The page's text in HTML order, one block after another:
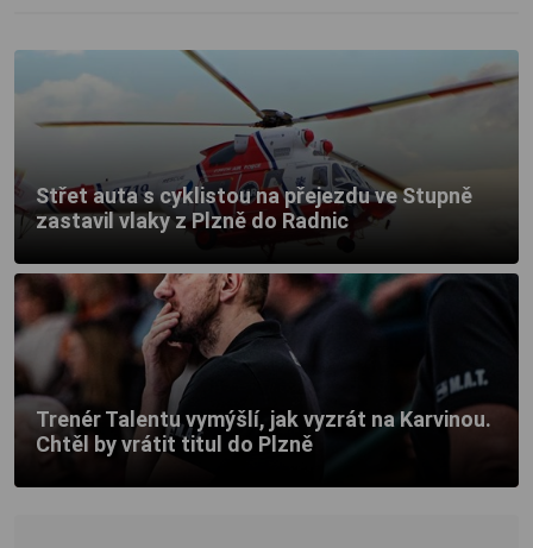
Střet auta s cyklistou na přejezdu ve Stupně
zastavil vlaky z Plzně do Radnic
Trenér Talentu vymýšlí, jak vyzrát na Karvinou.
Chtěl by vrátit titul do Plzně